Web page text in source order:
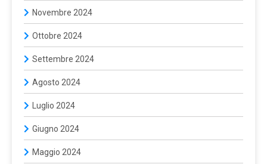
Novembre 2024
Ottobre 2024
Settembre 2024
Agosto 2024
Luglio 2024
Giugno 2024
Maggio 2024